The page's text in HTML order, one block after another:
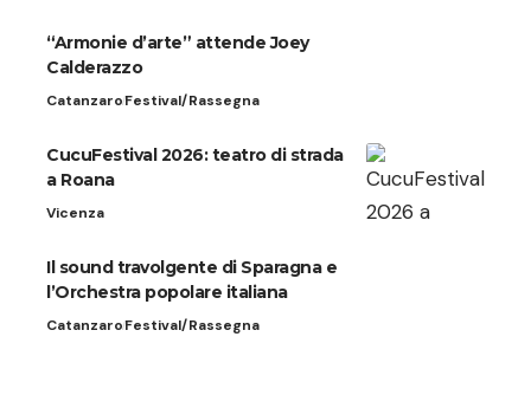
“Armonie d’arte” attende Joey
Calderazzo
CatanzaroFestival/Rassegna
CucuFestival 2026: teatro di strada
a Roana
Vicenza
Il sound travolgente di Sparagna e
l’Orchestra popolare italiana
CatanzaroFestival/Rassegna